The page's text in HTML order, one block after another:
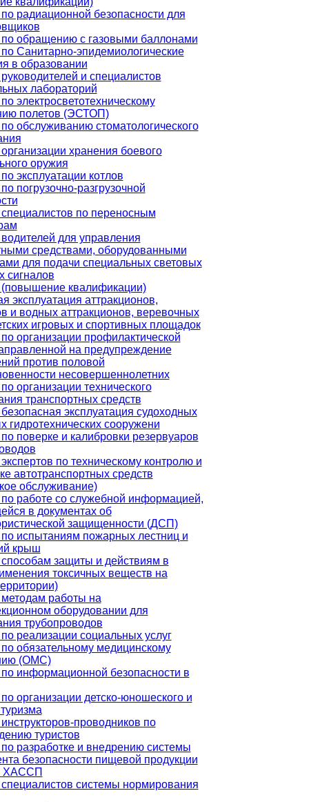
радиационной безопасности для
обращению с газовыми баллонами
Санитарно-эпидемиологические
в образовании
и специалистов
лабораторий
электросветотехническому
полетов (ЭСТОП)
обслуживанию стоматологического
хранения боевого
оружия
эксплуатации котлов
погрузочно-разгрузочной
по переносным
для управления
средствами, оборудованными
для подачи специальных световых
сигналов
квалификации)
эксплуатация аттракционов,
и водных аттракционов, веревочных
игровых и спортивных площадок
организации профилактической
на предупреждение
против половой
несовершеннолетних
организации технического
транспортных средств
эксплуатация судоходных
гидротехнических сооружени
поверке и калибровки резервуаров
по техническому контролю и
автотранспортных средств
обслуживание)
работе со служебной информацией,
в документах об
защищенности (ДСП)
испытаниям пожарных лестниц и
крыш
защиты и действиям в
токсичных веществ на
работы на
оборудовании для
трубопроводов
реализации социальных услуг
обязательному медицинскому
(ОМС)
информационной безопасности в
организации детско-юношеского и
проводников по
туристов
разработке и внедрению системы
безопасности пищевой продукции
ХАССП
системы нормирования